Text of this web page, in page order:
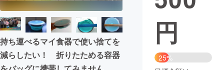
まちづくり・地域活性化
CAMPFIRE for Social Good
CAMPFIRE Creation
持ち運べるマイ食器で使い捨てを
減らしたい！ 折りたためる容器
円
25%